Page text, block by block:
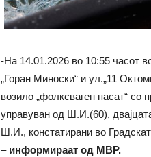
-На 14.01.2026 во 10:55 часот
„Горан Миноски“ и ул.„11
возило „фолксваген пасат“ со
управуван од Ш.И.(60),
Ш.И., констатирани во
– информираат од МВР.